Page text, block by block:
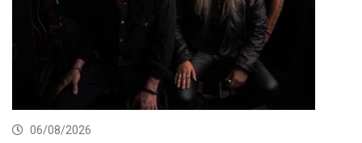
06/08/2026